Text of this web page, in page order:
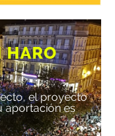
HARO
el proyecto
aportación es